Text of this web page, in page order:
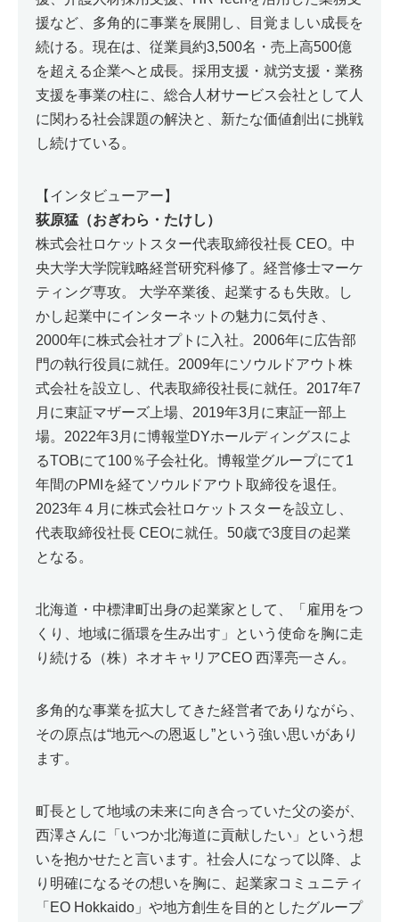
援など、多角的に事業を展開し、目覚ましい成長を
続ける。現在は、従業員約3,500名・売上高500億
を超える企業へと成長。採用支援・就労支援・業務
支援を事業の柱に、総合人材サービス会社として人
に関わる社会課題の解決と、新たな価値創出に挑戦
し続けている。
【インタビューアー】
荻原猛（おぎわら・たけし）
株式会社ロケットスター代表取締役社長 CEO。中
央大学大学院戦略経営研究科修了。経営修士マーケ
ティング専攻。 大学卒業後、起業するも失敗。し
かし起業中にインターネットの魅力に気付き、
2000年に株式会社オプトに入社。2006年に広告部
門の執行役員に就任。2009年にソウルドアウト株
式会社を設立し、代表取締役社長に就任。2017年7
月に東証マザーズ上場、2019年3月に東証一部上
場。2022年3月に博報堂DYホールディングスによ
るTOBにて100％子会社化。博報堂グループにて1
年間のPMIを経てソウルドアウト取締役を退任。
2023年４月に株式会社ロケットスターを設立し、
代表取締役社長 CEOに就任。50歳で3度目の起業
となる。
北海道・中標津町出身の起業家として、「雇用をつ
くり、地域に循環を生み出す」という使命を胸に走
り続ける（株）ネオキャリアCEO 西澤亮一さん。
多角的な事業を拡大してきた経営者でありながら、
その原点は“地元への恩返し”という強い思いがあり
ます。
町長として地域の未来に向き合っていた父の姿が、
西澤さんに「いつか北海道に貢献したい」という想
いを抱かせたと言います。社会人になって以降、よ
り明確になるその想いを胸に、起業家コミュニティ
「EO Hokkaido」や地方創生を目的としたグループ